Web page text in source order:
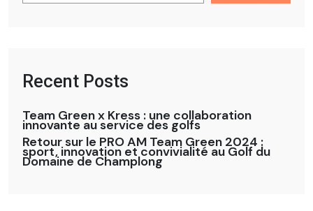
Recent Posts
Team Green x Kress : une collaboration
innovante au service des golfs
Retour sur le PRO AM Team Green 2024 :
sport, innovation et convivialité au Golf du
Domaine de Champlong